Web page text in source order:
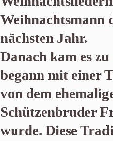
Weihnachtsmann
nächsten Jahr.
Danach kam es
begann mit einer
von dem
Schützenbruder
wurde. Diese